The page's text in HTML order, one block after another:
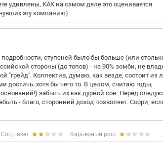
удивлены, КАК на самом деле это оценивается
эту компанию).
ступеней было бы больше (или
стороны (до топов) - на 90% зомби, не
Коллектив, думаю, как везде, состоит из
бы чего то. В целом, считаю годы,
забыть их как дурной сон. Перед
- благо, сторонний доход позволяет. Сорри,
Соц.пакет: Карьерный рост: